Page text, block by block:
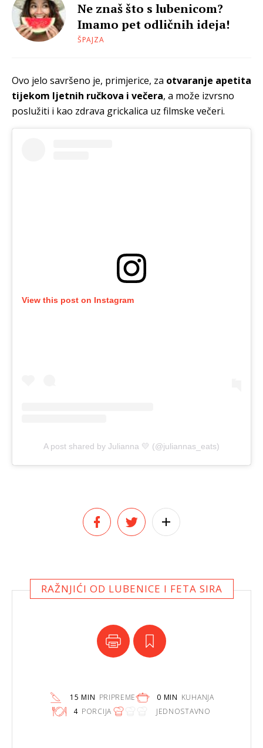
Ne znaš što s lubenicom?
Imamo pet odličnih ideja!
ŠPAJZA
Ovo jelo savršeno je, primjerice, za otvaranje apetita
tijekom ljetnih ručkova i večera, a može izvrsno
poslužiti i kao zdrava grickalica uz filmske večeri.
View this post on Instagram
A post shared by Julianna 💛 (@juliannas_eats)
RAŽNJIĆI OD LUBENICE I FETA SIRA
15 MIN PRIPREME 0 MIN KUHANJA
4 PORCIJA JEDNOSTAVNO